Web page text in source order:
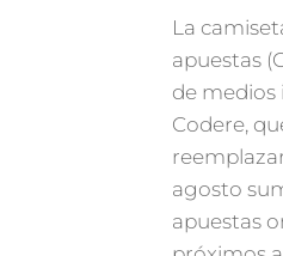
La
apuestas
de medios
Codere,
agosto
apuestas